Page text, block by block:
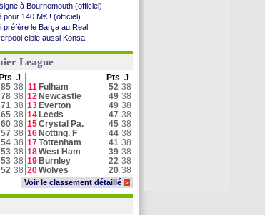
à Bournemouth (officiel)
pour 140 M€ ! (officiel)
préfère le Barça au Real !
cible aussi Konsa
proche de prolonger !
attendu ce jeudi à Madrid !
Barça se confirme
quitte beIN Sports !
pour Rodri !
donne son feu vert au PSG
toutes les brèves
League
Pts J. Pts J.
85 38 11 Fulham 52 38
78 38 12 Newcastle 49 38
71 38 13 Everton 49 38
65 38 14 Leeds 47 38
60 38 15Crystal Pa. 45 38
57 38 16 Notting. F 44 38
54 38 17Tottenham 41 38
53 38 18West Ham 39 38
53 38 19 Burnley 22 38
52 38 20Wolves 20 38
Voir le classement détaillé >